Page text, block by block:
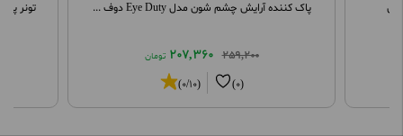
تونر پاک کننده آرایش چشم شون مدل Eye Duty دوف ...
259,200
207,360 تومان
(0)
(0/10)